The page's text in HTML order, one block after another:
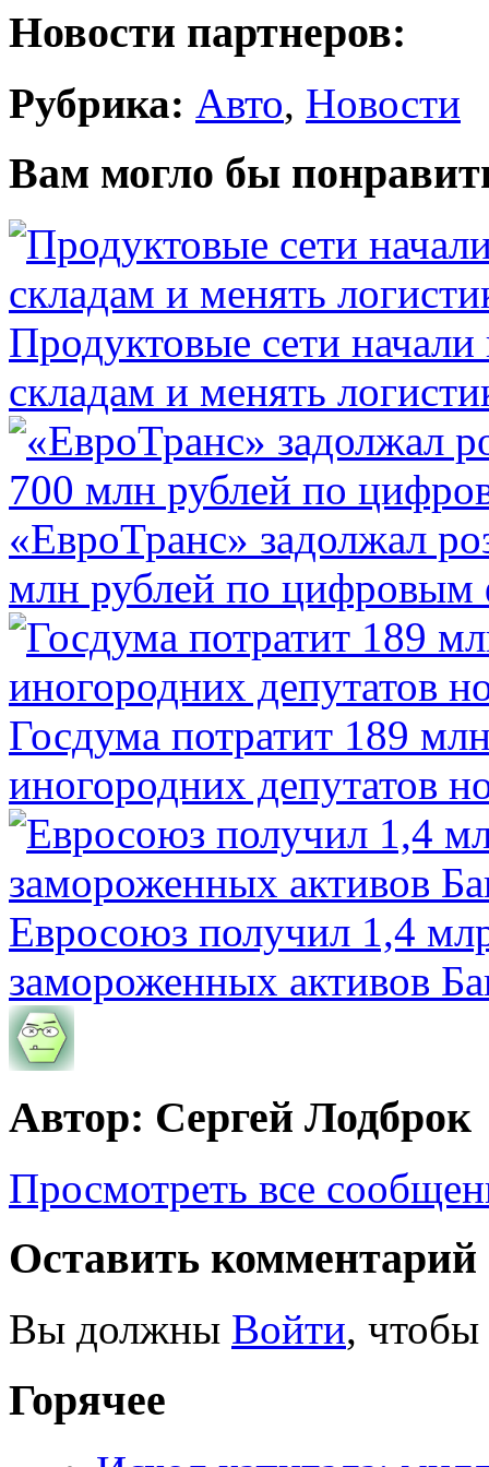
Новости партнеров:
Рубрика: Авто, Новости
Вам могло бы
Продуктовые сети начали
складам и менять
«ЕвроТранс» задолжал
млн рублей по цифровым
Госдума потратит 189
иногородних депутатов
Евросоюз получил 1,4
замороженных активов
Автор: Сергей Лодброк
Просмотреть все
Оставить комментарий
Вы должны Войти, чтобы
Горячее